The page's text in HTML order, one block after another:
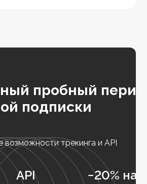
пробный
подписки
возможности трекинга и API
API −20% на